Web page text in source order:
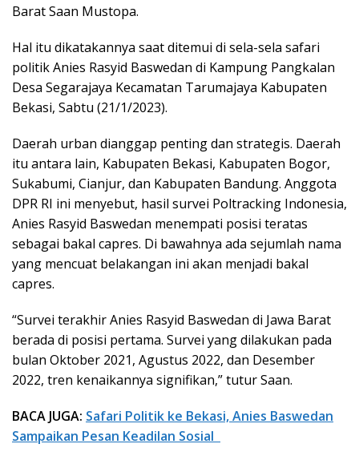
Barat Saan Mustopa.
Hal itu dikatakannya saat ditemui di sela-sela safari
politik Anies Rasyid Baswedan di Kampung Pangkalan
Desa Segarajaya Kecamatan Tarumajaya Kabupaten
Bekasi, Sabtu (21/1/2023).
Daerah urban dianggap penting dan strategis. Daerah
itu antara lain, Kabupaten Bekasi, Kabupaten Bogor,
Sukabumi, Cianjur, dan Kabupaten Bandung. Anggota
DPR RI ini menyebut, hasil survei Poltracking Indonesia,
Anies Rasyid Baswedan menempati posisi teratas
sebagai bakal capres. Di bawahnya ada sejumlah nama
yang mencuat belakangan ini akan menjadi bakal
capres.
“Survei terakhir Anies Rasyid Baswedan di Jawa Barat
berada di posisi pertama. Survei yang dilakukan pada
bulan Oktober 2021, Agustus 2022, dan Desember
2022, tren kenaikannya signifikan,” tutur Saan.
BACA JUGA: Safari Politik ke Bekasi, Anies Baswedan
Sampaikan Pesan Keadilan Sosial